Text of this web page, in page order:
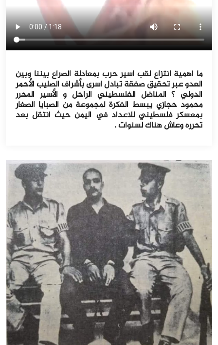
ما اهمية انتزاع لقب اسير حرب بمعادلة الصراع بيننا وبين
العدو عبر تحقيق صفقة تبادل اسرى بأشراف الصليب الأحمر
الدولي ؟ المناضل الفلسطيني الراحل و الأسير المحرر
محمود حجازي يبسط الفكرة لمجموعة من الصبايا الصغار
بمعسكر فلسطيني للاعداد في اليمن حيث انتقل بعد
تحرره وعاش هناك لسنوات .